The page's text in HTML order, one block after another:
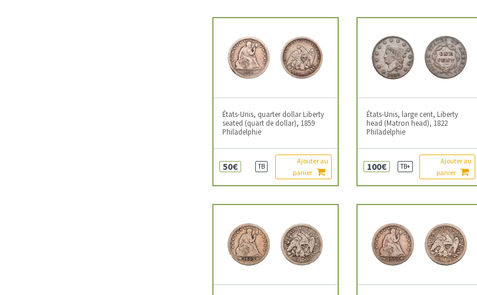
États-Unis, quarter dollar Liberty
seated (quart de dollar), 1859
Philadelphie
50€ TB
Ajouter au
panier
États-Unis, large cent, Liberty
head (Matron head), 1822
Philadelphie
100€ TB+
Ajouter au
panier